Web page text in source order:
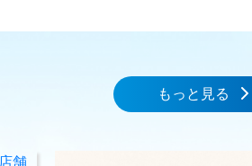
もっと見る